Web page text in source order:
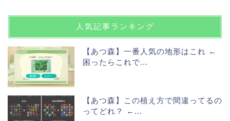
人気記事ランキング
【あつ森】一番人気の地形はこれ ←
困ったらこれで...
【あつ森】この植え方で間違ってるの
ってどれ？ ←...